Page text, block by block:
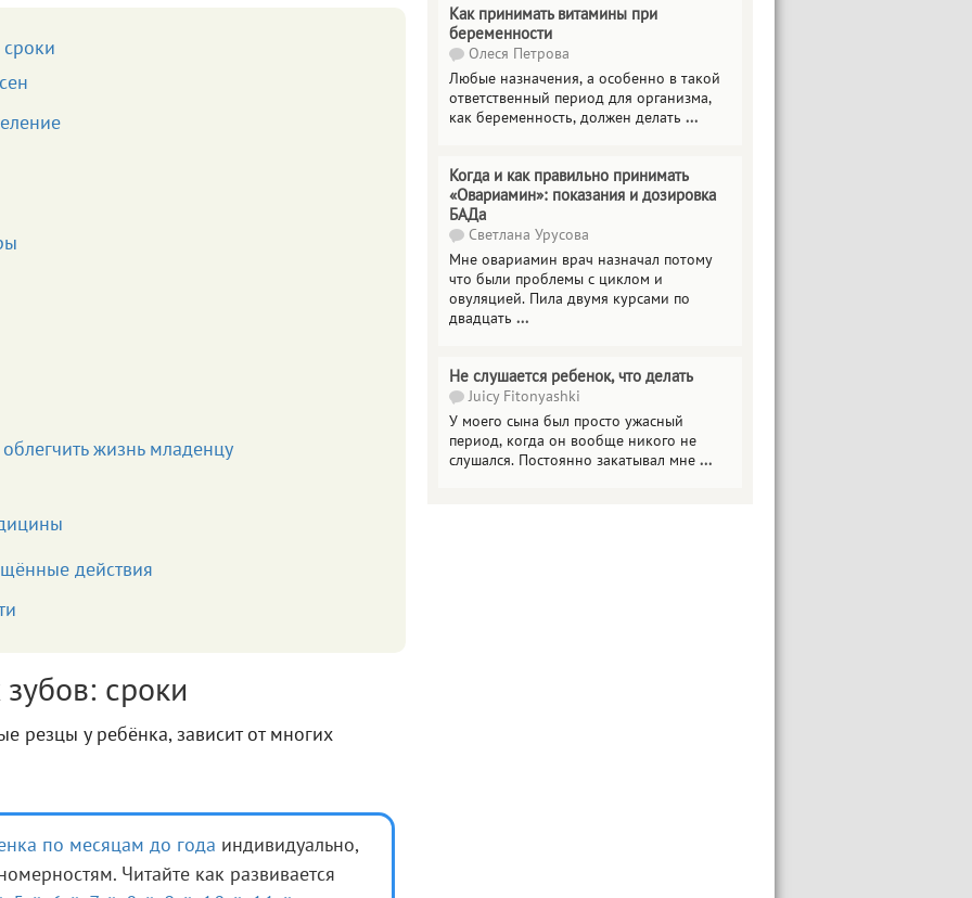
жизнь младенцу
действия
сроки
резцы у ребёнка, зависит от многих
по месяцам до года индивидуально,
Читайте как развивается
Как принимать витамины при
беременности
Олеся Петрова
Любые назначения, а особенно в такой
ответственный период для организма,
как беременность, должен делать ...
Когда и как правильно принимать
«Овариамин»: показания и дозировка
БАДа
Светлана Урусова
Мне овариамин врач назначал потому
что были проблемы с циклом и
овуляцией. Пила двумя курсами по
двадцать ...
Не слушается ребенок, что делать
Juicy Fitonyashki
У моего сына был просто ужасный
период, когда он вообще никого не
слушался. Постоянно закатывал мне ...